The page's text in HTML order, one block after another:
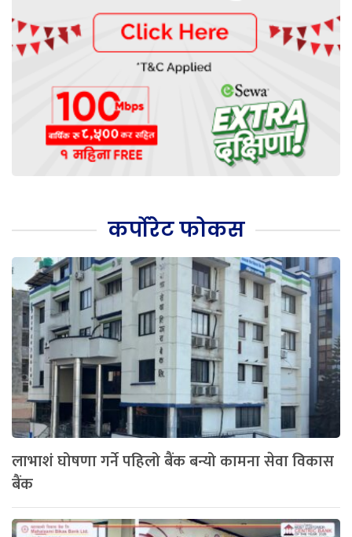
कर्पोरेट फोकस
लाभाशं घोषणा गर्ने पहिलो बैंक बन्यो कामना सेवा विकास
बैंक